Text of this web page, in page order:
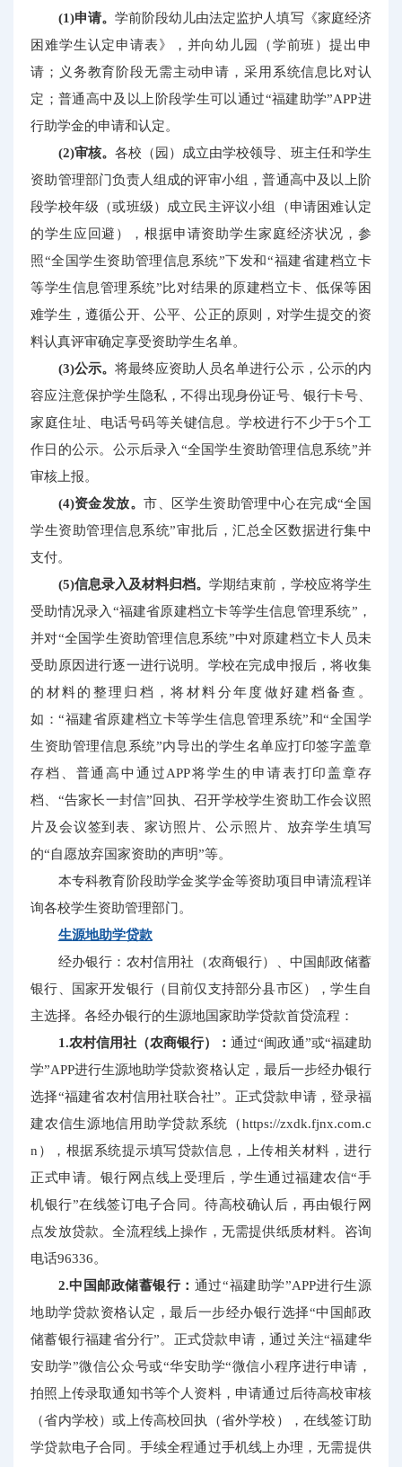
(1)申请。 学前阶段幼儿由法定监护人填写《家庭经济
困难学生认定申请表》，并向幼儿园（学前班）提出申
请；义务教育阶段无需主动申请，采用系统信息比对认
定；普通高中及以上阶段学生可以通过“福建助学”APP进
行助学金的申请和认定。
(2)审核。 各校（园）成立由学校领导、班主任和学生
资助管理部门负责人组成的评审小组，普通高中及以上阶
段学校年级（或班级）成立民主评议小组（申请困难认定
的学生应回避），根据申请资助学生家庭经济状况，参
照“全国学生资助管理信息系统”下发和“福建省建档立卡
等学生信息管理系统”比对结果的原建档立卡、低保等困
难学生，遵循公开、公平、公正的原则，对学生提交的资
料认真评审确定享受资助学生名单。
(3)公示。 将最终应资助人员名单进行公示，公示的内
容应注意保护学生隐私，不得出现身份证号、银行卡号、
家庭住址、电话号码等关键信息。学校进行不少于5个工
作日的公示。公示后录入“全国学生资助管理信息系统”并
审核上报。
(4)资金发放。市、区学生资助管理中心在完成“全国
学生资助管理信息系统”审批后，汇总全区数据进行集中
支付。
(5)信息录入及材料归档。学期结束前，学校应将学生
受助情况录入“福建省原建档立卡等学生信息管理系统”，
并对“全国学生资助管理信息系统”中对原建档立卡人员未
受助原因进行逐一进行说明。学校在完成申报后，将收集
的材料的整理归档，将材料分年度做好建档备查。
如：“福建省原建档立卡等学生信息管理系统”和“全国学
生资助管理信息系统”内导出的学生名单应打印签字盖章
存档、普通高中通过APP将学生的申请表打印盖章存
档、“告家长一封信”回执、召开学校学生资助工作会议照
片及会议签到表、家访照片、公示照片、放弃学生填写
的“自愿放弃国家资助的声明”等。
本专科教育阶段助学金奖学金等资助项目申请流程详
询各校学生资助管理部门。
生源地助学贷款
经办银行：农村信用社（农商银行）、中国邮政储蓄
银行、国家开发银行（目前仅支持部分县市区），学生自
主选择。各经办银行的生源地国家助学贷款首贷流程：
1.农村信用社（农商银行）：通过“闽政通”或“福建助
学”APP进行生源地助学贷款资格认定，最后一步经办银行
选择“福建省农村信用社联合社”。正式贷款申请，登录福
建农信生源地信用助学贷款系统（https://zxdk.fjnx.com.c
n），根据系统提示填写贷款信息，上传相关材料，进行
正式申请。银行网点线上受理后，学生通过福建农信“手
机银行”在线签订电子合同。待高校确认后，再由银行网
点发放贷款。全流程线上操作，无需提供纸质材料。咨询
电话96336。
2.中国邮政储蓄银行： 通过“福建助学”APP进行生源
地助学贷款资格认定，最后一步经办银行选择“中国邮政
储蓄银行福建省分行”。正式贷款申请，通过关注“福建华
安助学”微信公众号或“华安助学“微信小程序进行申请，
拍照上传录取通知书等个人资料，申请通过后待高校审核
（省内学校）或上传高校回执（省外学校），在线签订助
学贷款电子合同。手续全程通过手机线上办理，无需提供